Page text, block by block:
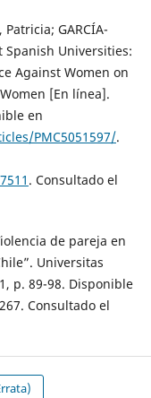
Patricia; GARCÍA-
Spanish Universities:
Against Women on
[En línea].
en
PMC5051597/.
. Consultado el
de pareja en
Universitas
p. 89-98. Disponible
Consultado el